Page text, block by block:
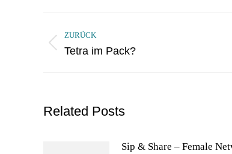
ZURÜCK
Vorheriger
Tetra im Pack?
Related Posts
Sip & Share – Female